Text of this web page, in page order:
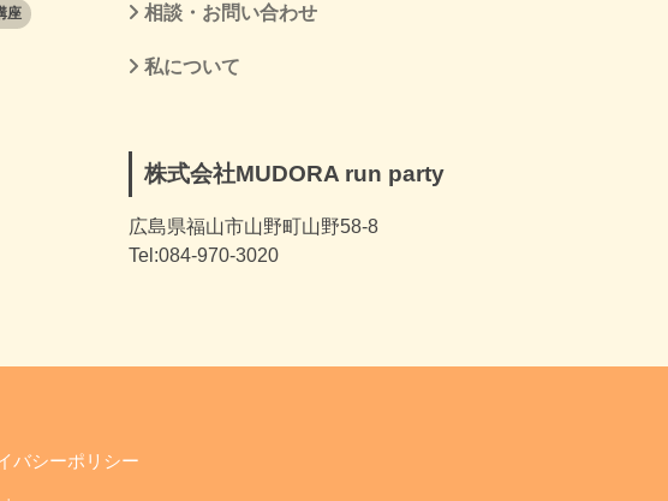
座 相談・お問い合わせ
私について
株式会社MUDORA run party
広島県福山市山野町山野58-8
Tel:084-970-3020
バシーポリシー